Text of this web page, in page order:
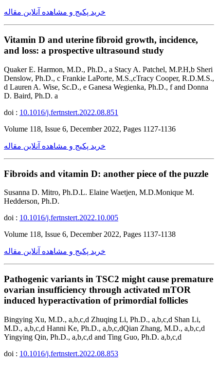
خرید پکیج و مشاهده آنلاین مقاله
Vitamin D and uterine fibroid growth, incidence,
and loss: a prospective ultrasound study
Quaker E. Harmon, M.D., Ph.D., a Stacy A. Patchel, M.P.H,b Sheri
Denslow, Ph.D., c Frankie LaPorte, M.S.,cTracy Cooper, R.D.M.S.,
d Lauren A. Wise, Sc.D., e Ganesa Wegienka, Ph.D., f and Donna
D. Baird, Ph.D. a
doi : 10.1016/j.fertnstert.2022.08.851
Volume 118, Issue 6, December 2022, Pages 1127-1136
خرید پکیج و مشاهده آنلاین مقاله
Fibroids and vitamin D: another piece of the puzzle
Susanna D. Mitro, Ph.D.L. Elaine Waetjen, M.D.Monique M.
Hedderson, Ph.D.
doi : 10.1016/j.fertnstert.2022.10.005
Volume 118, Issue 6, December 2022, Pages 1137-1138
خرید پکیج و مشاهده آنلاین مقاله
Pathogenic variants in TSC2 might cause premature
ovarian insufficiency through activated mTOR
induced hyperactivation of primordial follicles
Bingying Xu, M.D., a,b,c,d Zhuqing Li, Ph.D., a,b,c,d Shan Li,
M.D., a,b,c,d Hanni Ke, Ph.D., a,b,c,dQian Zhang, M.D., a,b,c,d
Yingying Qin, Ph.D., a,b,c,d and Ting Guo, Ph.D. a,b,c,d
doi : 10.1016/j.fertnstert.2022.08.853